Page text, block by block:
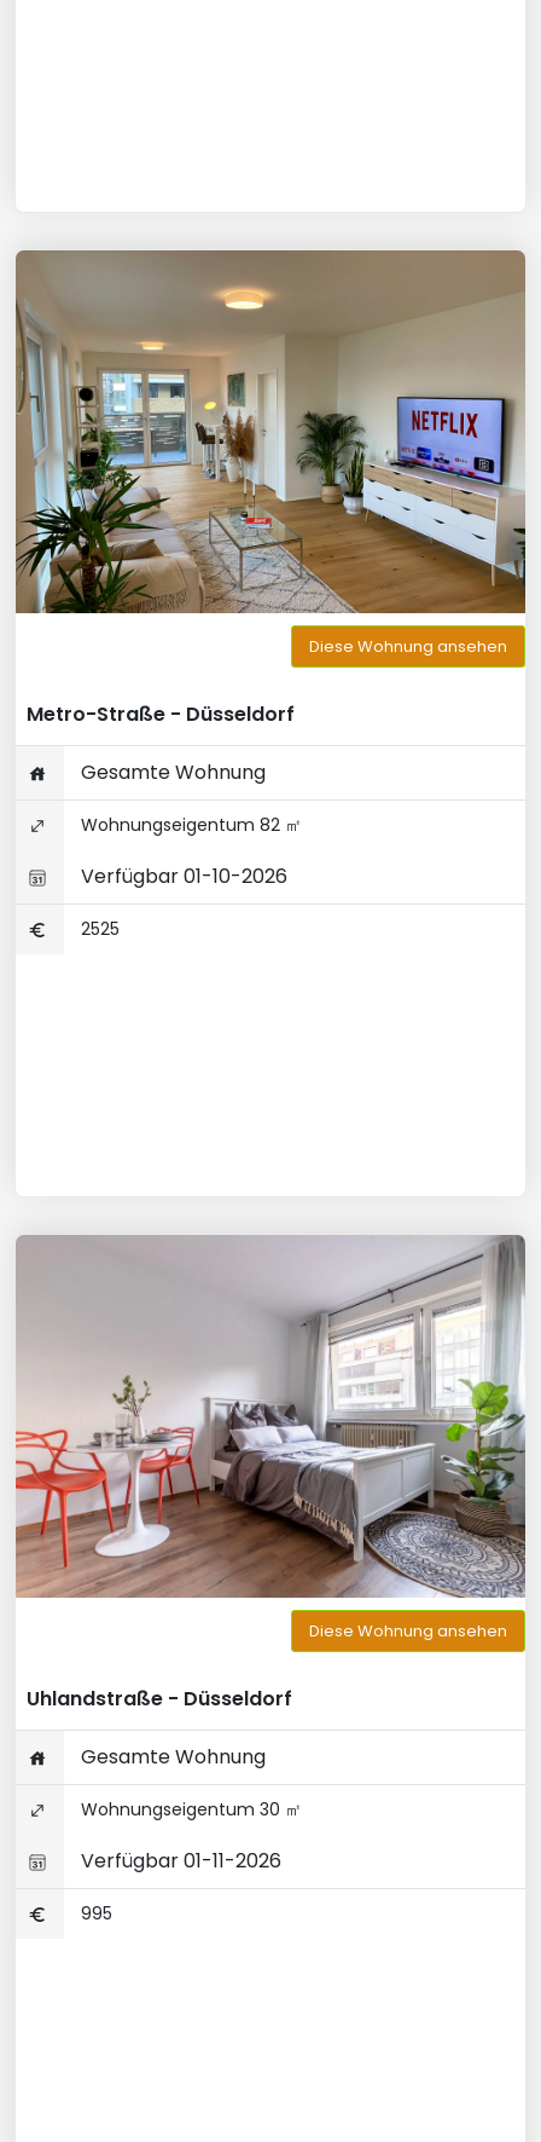
Diese Wohnung ansehen
Metro-Straße - Düsseldorf
Gesamte Wohnung
Wohnungseigentum 82 ㎡
Verfügbar 01-10-2026
2525
Diese Wohnung ansehen
Uhlandstraße - Düsseldorf
Gesamte Wohnung
Wohnungseigentum 30 ㎡
Verfügbar 01-11-2026
995